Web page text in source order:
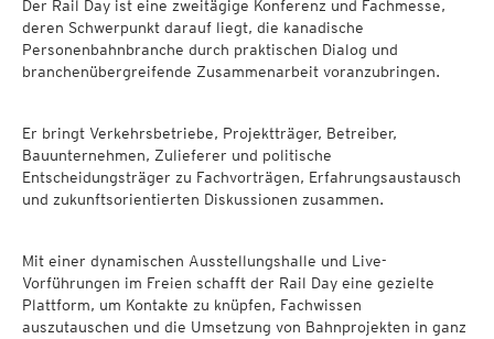
Der Rail Day ist eine zweitägige Konferenz und Fachmesse,
deren Schwerpunkt darauf liegt, die kanadische
Personenbahnbranche durch praktischen Dialog und
branchenübergreifende Zusammenarbeit voranzubringen.
Er bringt Verkehrsbetriebe, Projektträger, Betreiber,
Bauunternehmen, Zulieferer und politische
Entscheidungsträger zu Fachvorträgen, Erfahrungsaustausch
und zukunftsorientierten Diskussionen zusammen.
Mit einer dynamischen Ausstellungshalle und Live-
Vorführungen im Freien schafft der Rail Day eine gezielte
Plattform, um Kontakte zu knüpfen, Fachwissen
auszutauschen und die Umsetzung von Bahnprojekten in ganz